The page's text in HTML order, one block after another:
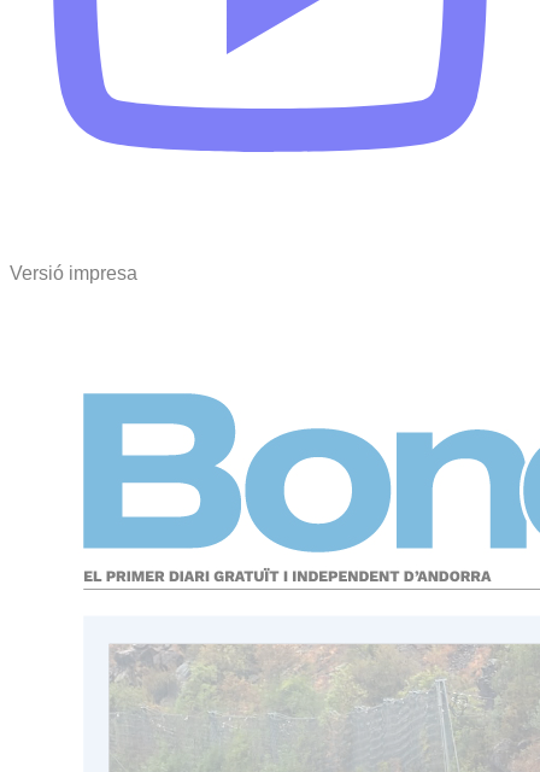
Versió impresa